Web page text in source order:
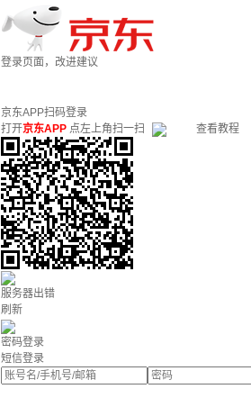
登录页面，改进建议
京东APP扫码登录
打开京东APP 点左上角扫一扫 查看教程
服务器出错
刷新
密码登录
短信登录